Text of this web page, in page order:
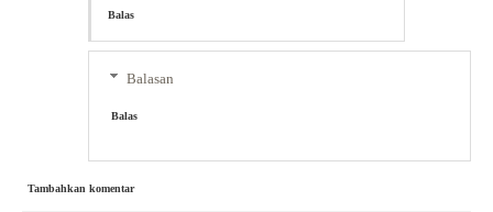
Balas
Balasan
Balas
Tambahkan komentar